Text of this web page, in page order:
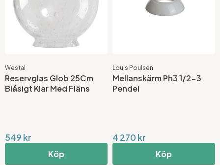
Westal
Reservglas Glob 25Cm
Blåsigt Klar Med Fläns
549 kr
Köp
Louis Poulsen
Mellanskärm Ph3 1/2-3
Pendel
4 270 kr
Köp